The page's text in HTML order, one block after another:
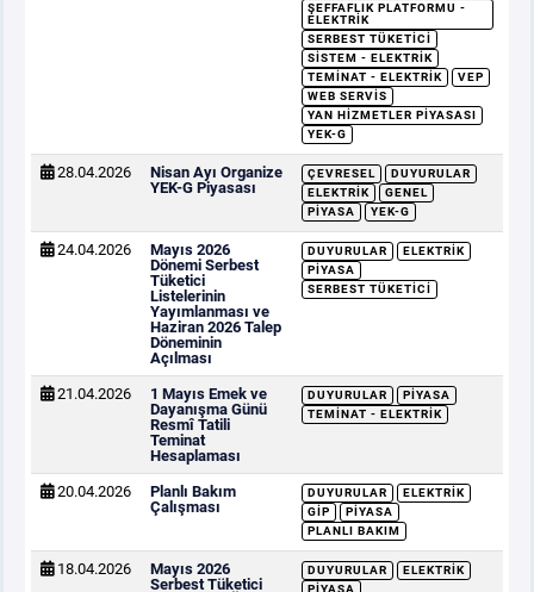
ŞEFFAFLIK PLATFORMU -
ELEKTRIK
SERBEST TÜKETICI
SISTEM - ELEKTRIK
TEMINAT - ELEKTRIK
VEP
WEB SERVIS
YAN HIZMETLER PIYASASI
YEK-G
28.04.2026
Nisan Ayı Organize
YEK-G Piyasası
ÇEVRESEL
DUYURULAR
ELEKTRIK
GENEL
PIYASA
YEK-G
24.04.2026
Mayıs 2026
Dönemi Serbest
Tüketici
Listelerinin
Yayımlanması ve
Haziran 2026 Talep
Döneminin
Açılması
DUYURULAR
ELEKTRIK
PIYASA
SERBEST TÜKETICI
21.04.2026
1 Mayıs Emek ve
Dayanışma Günü
Resmî Tatili
Teminat
Hesaplaması
DUYURULAR
PIYASA
TEMINAT - ELEKTRIK
20.04.2026
Planlı Bakım
Çalışması
DUYURULAR
ELEKTRIK
GİP
PIYASA
PLANLI BAKIM
18.04.2026
Mayıs 2026
Serbest Tüketici
DUYURULAR
ELEKTRIK
PIYASA